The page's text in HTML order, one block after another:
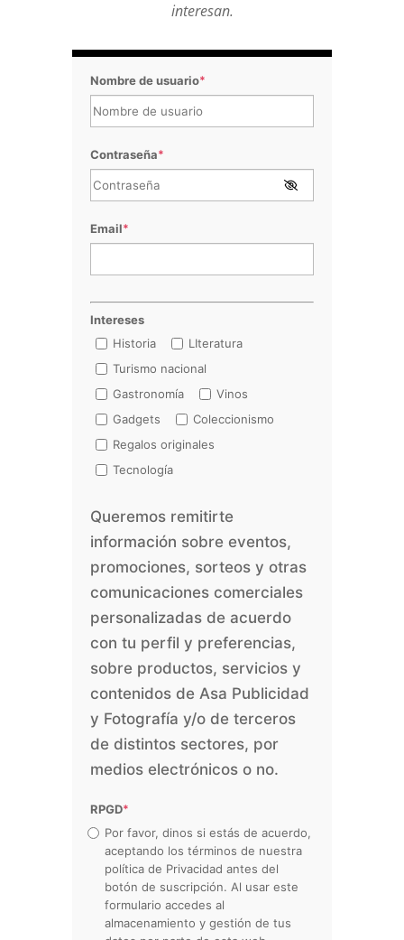
interesan.
Nombre de usuario*
Contraseña*
Email*
Intereses
Historia
LIteratura
Turismo nacional
Gastronomía
Vinos
Gadgets
Coleccionismo
Regalos originales
Tecnología
Queremos remitirte
información sobre eventos,
promociones, sorteos y otras
comunicaciones comerciales
personalizadas de acuerdo
con tu perfil y preferencias,
sobre productos, servicios y
contenidos de Asa Publicidad
y Fotografía y/o de terceros
de distintos sectores, por
medios electrónicos o no.
RPGD*
Por favor, dinos si estás de acuerdo,
aceptando los términos de nuestra
política de Privacidad antes del
botón de suscripción. Al usar este
formulario accedes al
almacenamiento y gestión de tus